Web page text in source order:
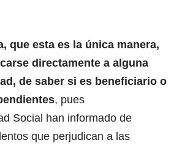
que esta es la única manera,
directamente a alguna
de saber si es beneficiario o
, pues
Social han informado de
que perjudican a las